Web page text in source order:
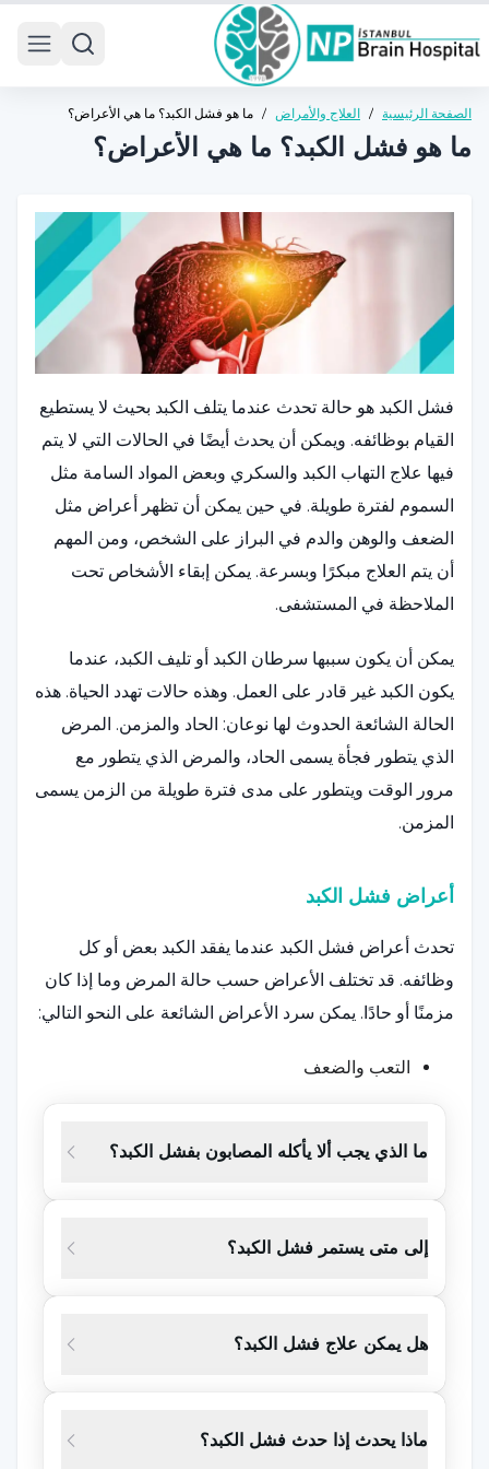
الصفحة الرئيسية / العلاج والأمراض / ما هو فشل الكبد؟ ما هي الأعراض؟
ما هو فشل الكبد؟ ما هي الأعراض؟
فشل الكبد هو حالة تحدث عندما يتلف الكبد بحيث لا يستطيع
القيام بوظائفه. ويمكن أن يحدث أيضًا في الحالات التي لا يتم
فيها علاج التهاب الكبد والسكري وبعض المواد السامة مثل
السموم لفترة طويلة. في حين يمكن أن تظهر أعراض مثل
الضعف والوهن والدم في البراز على الشخص، ومن المهم
أن يتم العلاج مبكرًا وبسرعة. يمكن إبقاء الأشخاص تحت
الملاحظة في المستشفى.
يمكن أن يكون سببها سرطان الكبد أو تليف الكبد، عندما
يكون الكبد غير قادر على العمل. وهذه حالات تهدد الحياة. هذه
الحالة الشائعة الحدوث لها نوعان: الحاد والمزمن. المرض
الذي يتطور فجأة يسمى الحاد، والمرض الذي يتطور مع
مرور الوقت ويتطور على مدى فترة طويلة من الزمن يسمى
المزمن.
أعراض فشل الكبد
تحدث أعراض فشل الكبد عندما يفقد الكبد بعض أو كل
وظائفه. قد تختلف الأعراض حسب حالة المرض وما إذا كان
مزمنًا أو حادًا. يمكن سرد الأعراض الشائعة على النحو التالي:
التعب والضعف
الحكة الجلدية
ألم وتورم في البطن
ما الذي يجب ألا يأكله المصابون بفشل الكبد؟
إلى متى يستمر فشل الكبد؟
هل يمكن علاج فشل الكبد؟
ماذا يحدث إذا حدث فشل الكبد؟